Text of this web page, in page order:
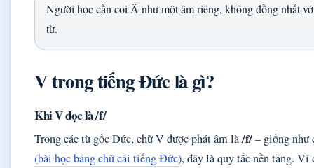
Người học cần coi Ä như một âm riêng, không đồng nhất
từ.
V trong tiếng Đức là gì?
Khi V đọc là /f/
Trong các từ gốc Đức, chữ V được phát âm là/f/– giống như
(bài học bảng chữ cái tiếng Đức), đây là quy tắc nền tảng. Ví